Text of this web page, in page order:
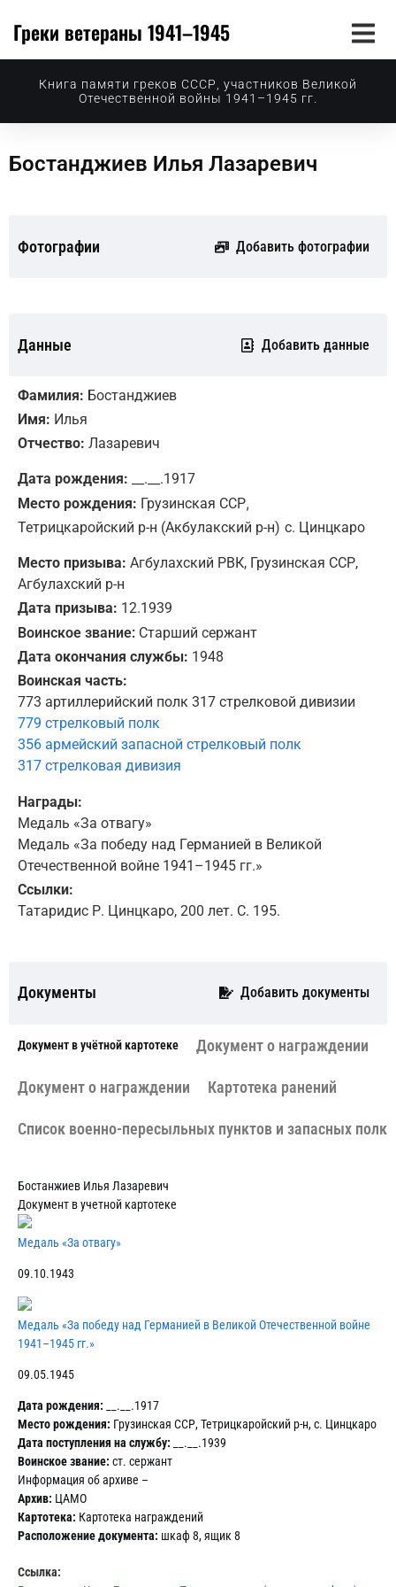
Греки ветераны 1941–1945
Книга памяти греков СССР, участников Великой
Отечественной войны 1941–1945 гг.
Бостанджиев Илья Лазаревич
Фотографии Добавить фотографии
Данные Добавить данные
Фамилия: Бостанджиев
Имя: Илья
Отчество: Лазаревич
Дата рождения: __.__.1917
Место рождения: Грузинская ССР,
Тетрицкаройский р-н (Акбулакский р-н) с. Цинцкаро
Место призыва: Агбулахский РВК, Грузинская ССР,
Агбулахский р-н
Дата призыва: 12.1939
Воинское звание: Старший сержант
Дата окончания службы: 1948
Воинская часть:
773 артиллерийский полк 317 стрелковой дивизии
779 стрелковый полк
356 армейский запасной стрелковый полк
317 стрелковая дивизия
Награды:
Медаль «За отвагу»
Медаль «За победу над Германией в Великой
Отечественной войне 1941–1945 гг.»
Ссылки:
Татаридис Р. Цинцкаро, 200 лет. С. 195.
Документы Добавить документы
Документ в учётной картотеке Документ о награждении
Документ о награждении Картотека ранений
Cписок военно-пересыльных пунктов и запасных
Бостанжиев Илья Лазаревич
Документ в учетной картотеке
Медаль «За отвагу»
09.10.1943
Медаль «За победу над Германией в Великой Отечественной войне
1941–1945 гг.»
09.05.1945
Дата рождения: __.__.1917
Место рождения: Грузинская ССР, Тетрицкаройский р-н, с. Цинцкаро
Дата поступления на службу: __.__.1939
Воинское звание: ст. сержант
Информация об архиве –
Архив: ЦАМО
Картотека: Картотека награждений
Расположение документа: шкаф 8, ящик 8
Ссылка: